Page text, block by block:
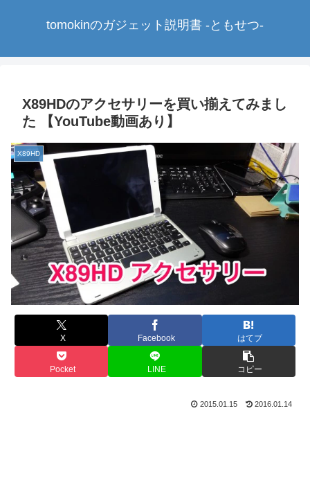
tomokinのガジェット説明書 -ともせつ-
X89HDのアクセサリーを買い揃えてみまし
た 【YouTube動画あり】
X89HD
X Facebook はてブ
Pocket LINE コピー
2015.01.15 2016.01.14